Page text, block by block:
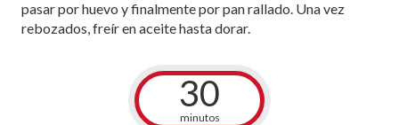
pasar por huevo y finalmente por pan rallado. Una vez
rebozados, freír en aceite hasta dorar.
30
minutos